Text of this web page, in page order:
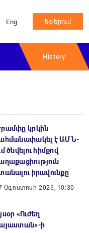
Eng եթերում
History
կրկին
է ԱՄՆ-
ծնվելու հիմքով
իրավունքը
Օգոստոսի 2026, 10:30
«Ուժեղ
ի